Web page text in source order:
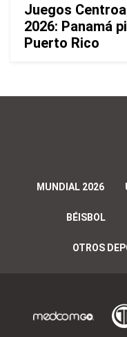
Juegos
2026: Panamá
Puerto Rico
MUNDIAL 2026
BÉISBOL
OTROS